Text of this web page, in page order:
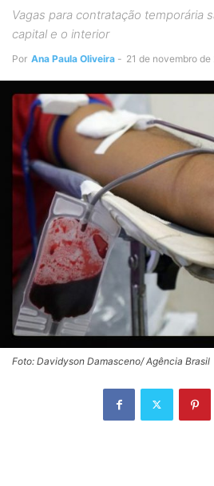
Vagas para contratação temporária
capital e o interior
Por Ana Paula Oliveira - 21 de novembro de
Foto: Davidyson Damasceno/ Agência Brasil